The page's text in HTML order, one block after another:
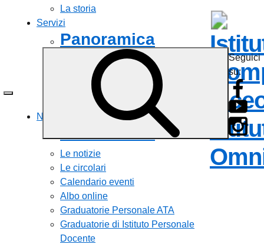
La storia
Servizi
Panoramica
Personale scolastico
Famiglie e studenti
Percorsi di studio
Tutti i servizi
Novità
Le notizie
Le circolari
Calendario eventi
Albo online
Graduatorie Personale ATA
Graduatorie di Istituto Personale
Docente
Seguici
su: